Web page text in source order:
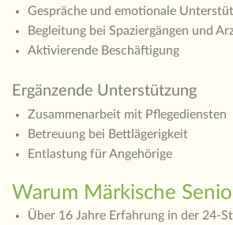
Gespräche und emotionale
Begleitung bei Spaziergängen und
Aktivierende Beschäftigung
Ergänzende Unterstützung
Zusammenarbeit mit Pflegediensten
Betreuung bei Bettlägerigkeit
Entlastung für Angehörige
Warum Märkische
Über 16 Jahre Erfahrung in der 24-